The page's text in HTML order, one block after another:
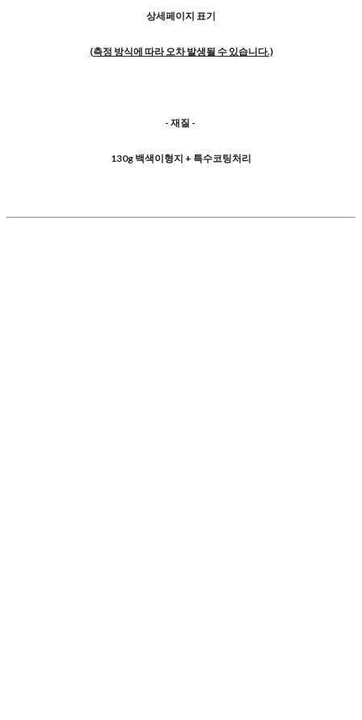
상세페이지 표기
(측정 방식에 따라 오차 발생될 수 있습니다.)
- 재질 -
130g 백색이형지 + 특수코팅처리